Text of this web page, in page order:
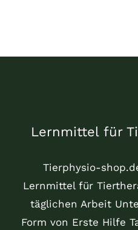
Lernmittel für
Tierphysio-
Lernmittel für
täglichen Arbeit
Form von Erste Hilfe